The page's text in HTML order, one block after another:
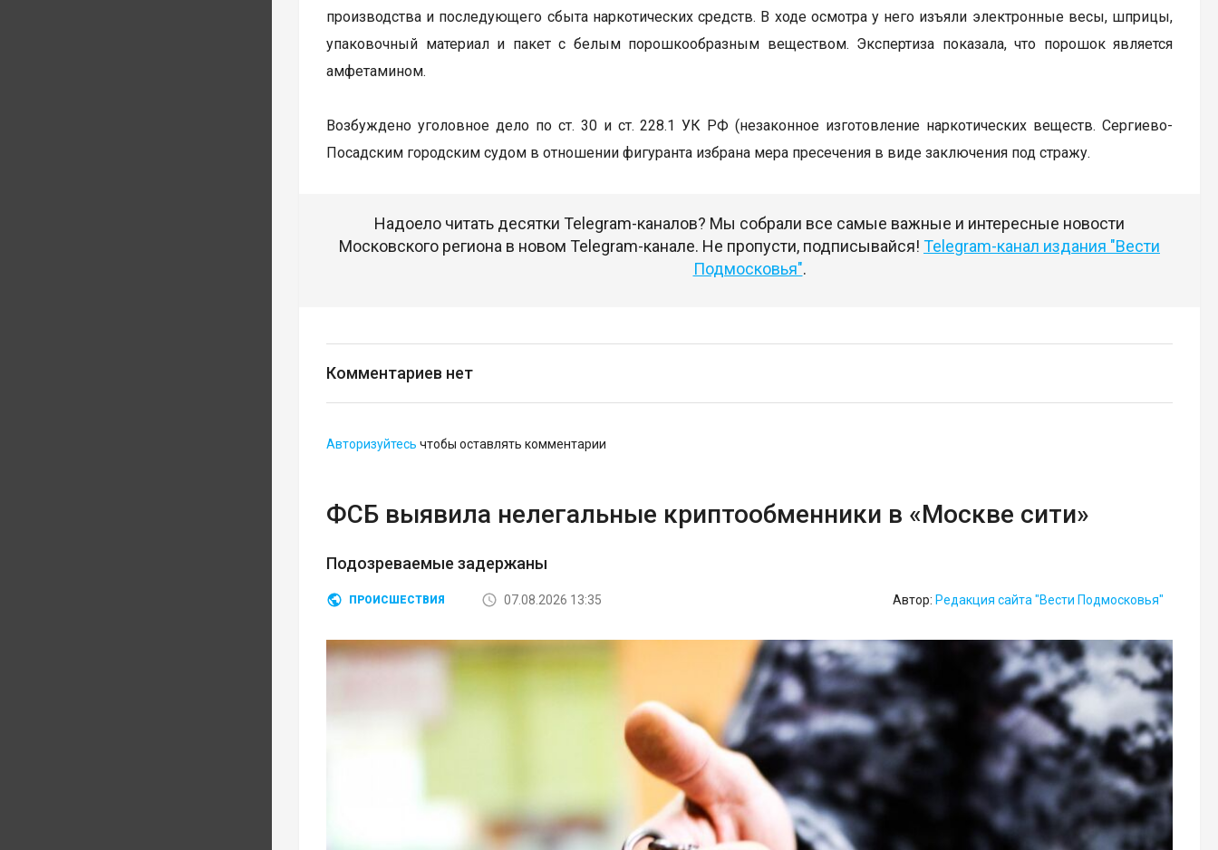
производства и последующего сбыта наркотических средств. В ходе осмотра у него изъяли электронные весы, шприцы,
упаковочный материал и пакет с белым порошкообразным веществом. Экспертиза показала, что порошок является
амфетамином.
Возбуждено уголовное дело по ст. 30 и ст. 228.1 УК РФ (незаконное изготовление наркотических веществ. Сергиево-
Посадским городским судом в отношении фигуранта избрана мера пресечения в виде заключения под стражу.
Надоело читать десятки Telegram-каналов? Мы собрали все самые важные и интересные новости
Московского региона в новом Telegram-канале. Не пропусти, подписывайся! Telegram-канал издания "Вести
Подмосковья".
Комментариев нет
Авторизуйтесь чтобы оставлять комментарии
ФСБ выявила нелегальные криптообменники в «Москве сити»
Подозреваемые задержаны
ПРОИСШЕСТВИЯ 07.08.2026 13:35 Автор: Редакция сайта "Вести Подмосковья"